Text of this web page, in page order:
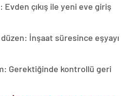
Evden çıkış ile yeni eve giriş
düzen: İnşaat süresince eşyayı
Gerektiğinde kontrollü geri